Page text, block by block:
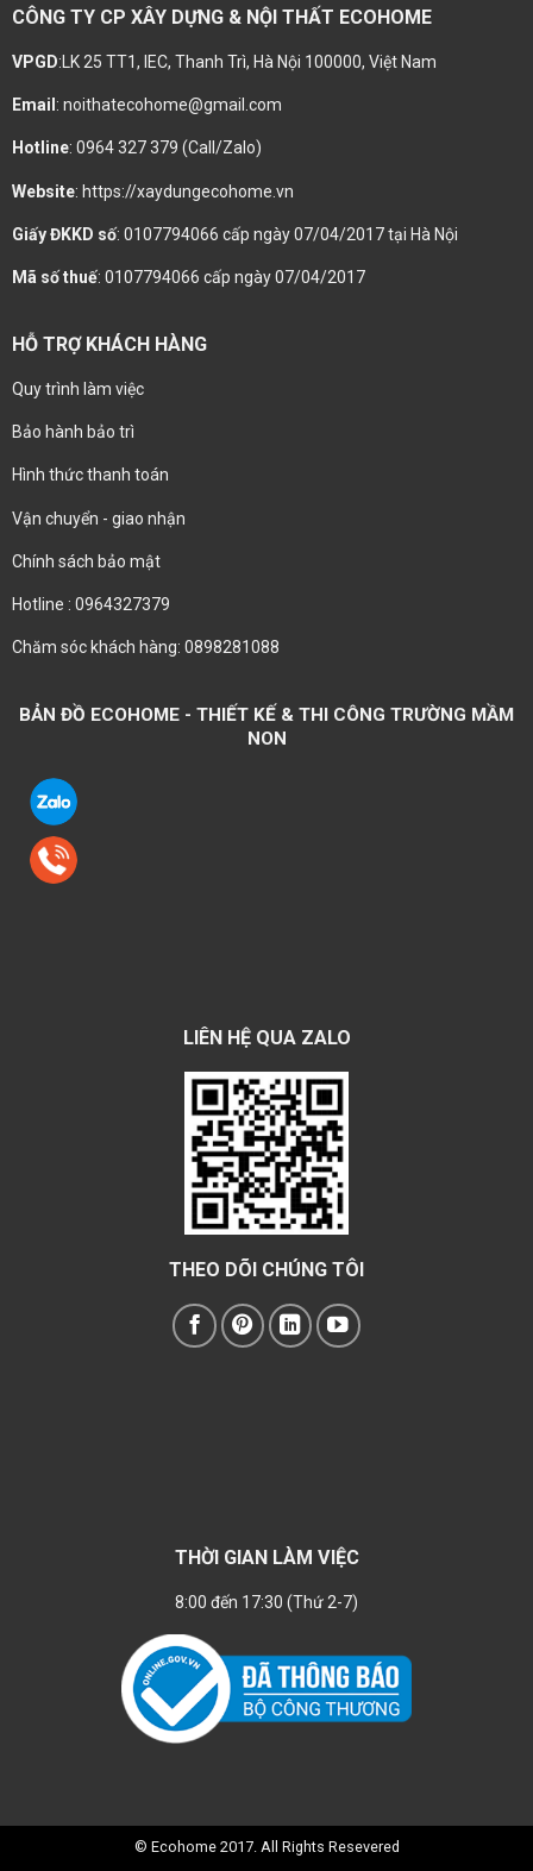
CÔNG TY CP XÂY DỰNG & NỘI THẤT ECOHOME
VPGD:LK 25 TT1, IEC, Thanh Trì, Hà Nội 100000, Việt Nam
Email : noithatecohome@gmail.com
Hotline: 0964 327 379 (Call/Zalo)
Website: https://xaydungecohome.vn
Giấy ĐKKD số: 0107794066 cấp ngày 07/04/2017 tại Hà Nội
Mã số thuế: 0107794066 cấp ngày 07/04/2017
HỖ TRỢ KHÁCH HÀNG
Quy trình làm việc
Bảo hành bảo trì
Hình thức thanh toán
Vận chuyển - giao nhận
Chính sách bảo mật
Hotline : 0964327379
Chăm sóc khách hàng: 0898281088
BẢN ĐỒ ECOHOME - THIẾT KẾ & THI CÔNG TRƯỜNG MẦM
NON
LIÊN HỆ QUA ZALO
THEO DÕI CHÚNG TÔI
THỜI GIAN LÀM VIỆC
8:00 đến 17:30 (Thứ 2-7)
© Ecohome 2017. All Rights Resevered